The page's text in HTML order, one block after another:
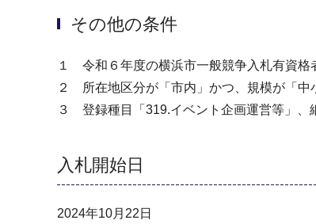
その他の条件
１ 令和６年度の横浜市一般競争入札有資格
２ 所在地区分が「市内」かつ、規模が「中
３ 登録種目「319.イベント企画運営等」、
入札開始日
2024年10月22日